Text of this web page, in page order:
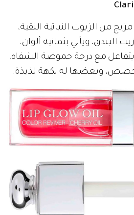
من الزيوت النباتية النقية،
البندق، ويأتي بثمانية ألوان،
مع درجة حموضة الشفاه،
وبعضها له نكهة لذيذة.